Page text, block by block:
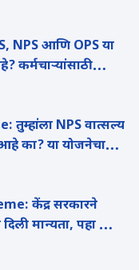
NPS आणि OPS या
कर्मचाऱ्यांसाठी
तुम्हांला NPS वात्सल्य
का? या योजनेचा
केंद्र सरकारने
मान्यता, पहा काय